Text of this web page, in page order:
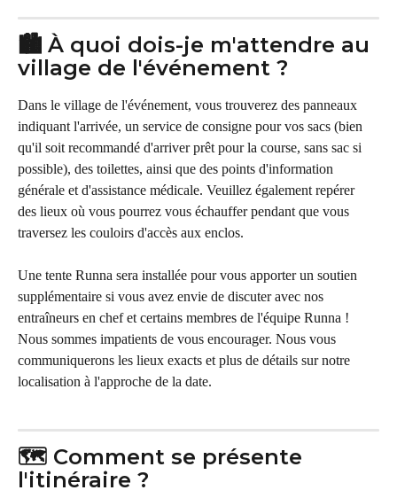
🏙️ À quoi dois-je m'attendre au
village de l'événement ?
Dans le village de l'événement, vous trouverez des panneaux
indiquant l'arrivée, un service de consigne pour vos sacs (bien
qu'il soit recommandé d'arriver prêt pour la course, sans sac si
possible), des toilettes, ainsi que des points d'information
générale et d'assistance médicale. Veuillez également repérer
des lieux où vous pourrez vous échauffer pendant que vous
traversez les couloirs d'accès aux enclos.
Une tente Runna sera installée pour vous apporter un soutien
supplémentaire si vous avez envie de discuter avec nos
entraîneurs en chef et certains membres de l'équipe Runna !
Nous sommes impatients de vous encourager. Nous vous
communiquerons les lieux exacts et plus de détails sur notre
localisation à l'approche de la date.
🗺️ Comment se présente
l'itinéraire ?